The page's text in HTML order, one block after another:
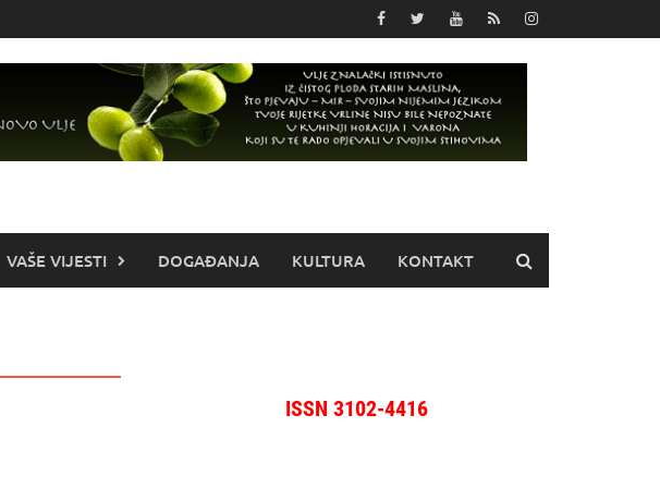
VAŠE VIJESTI DOGAĐANJA KULTURA KONTAKT
ISSN 3102-4416